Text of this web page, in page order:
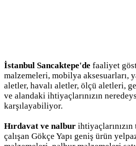
İstanbul Sancaktepe'de faaliyet
malzemeleri, mobilya aksesuarları,
aletler, havalı aletler, ölçü aletleri,
ve alandaki ihtiyaçlarınızın
karşılayabiliyor.
Hırdavat ve nalbur
çalışan Gökçe Yapı geniş ürün